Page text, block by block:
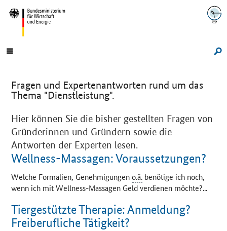
Navigation
Hauptmenü
Fragen und Expertenantworten rund um das
Thema "Dienstleistung".
Hier können Sie die bisher gestellten Fragen von
Gründerinnen und Gründern sowie die
Antworten der Experten lesen.
Wellness-Massagen: Voraussetzungen?
Welche Formalien, Genehmigungeno.ä. benötige ich noch,
wenn ich mit Wellness-Massagen Geld verdienen möchte?...
Tiergestützte Therapie: Anmeldung?
Freiberufliche Tätigkeit?